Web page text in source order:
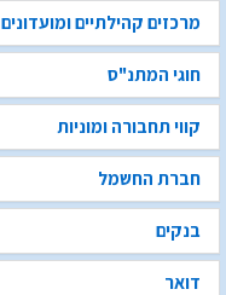
מרכזים קהילתיים ומועדונים
חוגי המתנ"ס
קווי תחבורה ומוניות
חברת החשמל
בנקים
דואר